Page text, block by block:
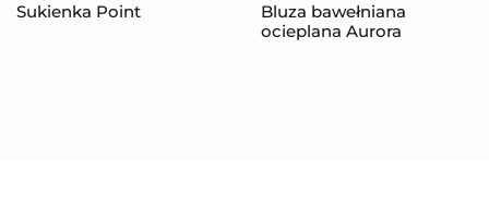
Sukienka Point
Bluza bawełniana
ocieplana Aurora